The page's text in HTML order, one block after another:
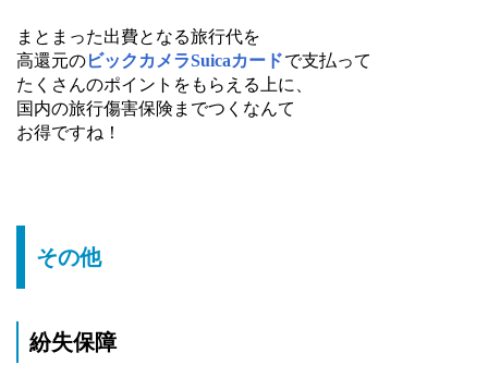
まとまった出費となる旅行代を
高還元のビックカメラSuicaカードで支払って
たくさんのポイントをもらえる上に、
国内の旅行傷害保険までつくなんて
お得ですね！
その他
紛失保障